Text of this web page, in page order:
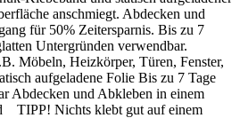
anschmiegt. Abdecken und
für 50% Zeitersparnis. Bis zu 7
Untergründen verwendbar.
Möbeln, Heizkörper, Türen, Fenster,
aufgeladene Folie Bis zu 7 Tage
Abdecken und Abkleben in einem
TIPP! Nichts klebt gut auf einem